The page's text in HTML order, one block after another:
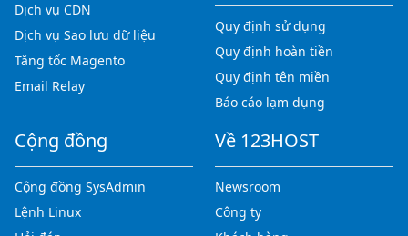
Dịch vụ CDN
Dịch vụ Sao lưu dữ liệu
Tăng tốc Magento
Email Relay
Quy định sử dụng
Quy định hoàn tiền
Quy định tên miền
Báo cáo lạm dụng
Cộng đồng
Cộng đồng SysAdmin
Lệnh Linux
Về 123HOST
Newsroom
Công ty